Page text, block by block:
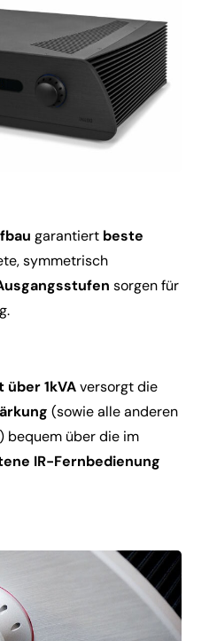
garantiert beste
symmetrisch
sorgen für
1kVAversorgt die
(sowie alle anderen
bequem über die im
IR-Fernbedienung